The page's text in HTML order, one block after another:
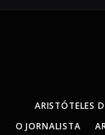
ARISTÓTELES
O JORNALISTA